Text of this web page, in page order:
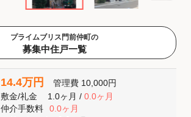
プライムブリス門前仲町の
募集中住戸一覧
14.4万円 管理費 10,000円
敷金/礼金 1.0ヶ月/ 0.0ヶ月
仲介手数料
0.0ヶ月